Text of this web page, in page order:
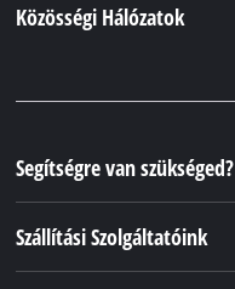
Közösségi Hálózatok
Segítségre van szükséged?
Szállítási Szolgáltatóink